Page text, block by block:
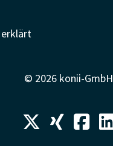
erklärt
© 2026 konii-GmbH